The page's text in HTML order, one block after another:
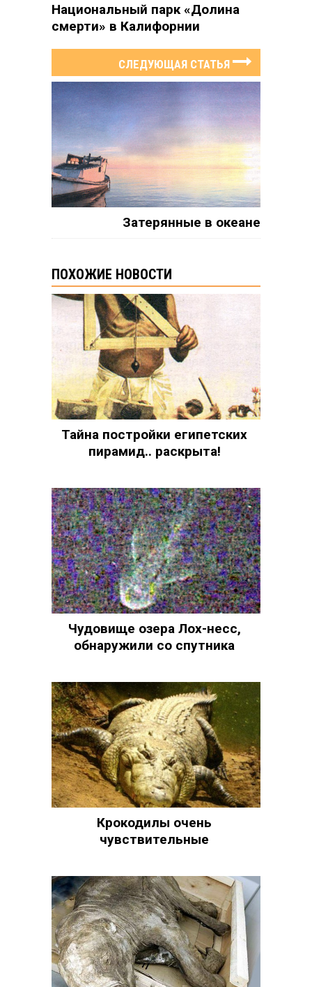
Национальный парк «Долина
смерти» в Калифорнии
СЛЕДУЮЩАЯ СТАТЬЯ
Затерянные в океане
ПОХОЖИЕ НОВОСТИ
Тайна постройки египетских
пирамид.. раскрыта!
Чудовище озера Лох-несс,
обнаружили со спутника
Крокодилы очень
чувствительные